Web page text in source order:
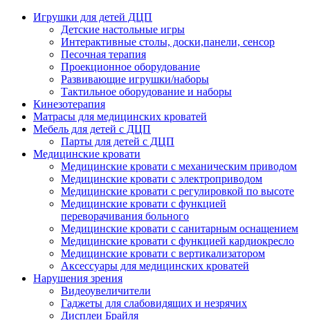
Игрушки для детей ДЦП
Детские настольные игры
Интерактивные столы, доски,панели, сенсор
Песочная терапия
Проекционное оборудование
Развивающие игрушки/наборы
Тактильное оборудование и наборы
Кинезотерапия
Матрасы для медицинских кроватей
Мебель для детей с ДЦП
Парты для детей с ДЦП
Медицинские кровати
Медицинские кровати с механическим приводом
Медицинские кровати с электроприводом
Медицинские кровати с регулировкой по высоте
Медицинские кровати с функцией
переворачивания больного
Медицинские кровати с санитарным оснащением
Медицинские кровати с функцией кардиокресло
Медицинские кровати с вертикализатором
Аксессуары для медицинских кроватей
Нарушения зрения
Видеоувеличители
Гаджеты для слабовидящих и незрячих
Дисплеи Брайля